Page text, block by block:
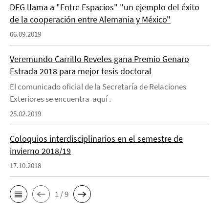
DFG llama a "Entre Espacios" "un ejemplo del éxito
de la cooperación entre Alemania y México"
06.09.2019
Veremundo Carrillo Reveles gana Premio Genaro
Estrada 2018 para mejor tesis doctoral
El comunicado oficial de la Secretaría de Relaciones
Exteriores se encuentra aquí .
25.02.2019
Coloquios interdisciplinarios en el semestre de
invierno 2018/19
17.10.2018
1 / 9